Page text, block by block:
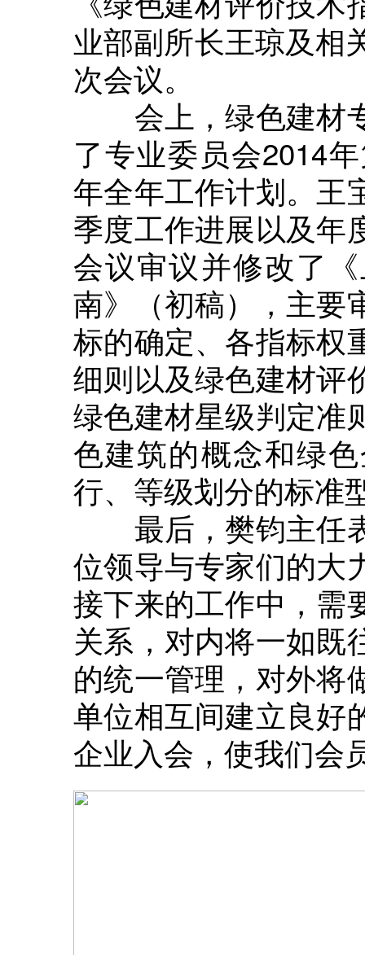
业部副所长王琼及相
次会议。
会上，绿色建材
了专业委员会2014
年全年工作计划。王
季度工作进展以及年
会议审议并修改了
南》（初稿），主要
标的确定、各指标权
细则以及绿色建材评
绿色建材星级判定准
色建筑的概念和绿
行、等级划分的标准
最后，樊钧主任
位领导与专家们的大
接下来的工作中，需
关系，对内将一如既
的统一管理，对外将
单位相互间建立良好
企业入会，使我们会